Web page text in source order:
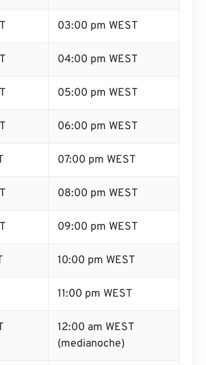
03:00 pm WEST
04:00 pm WEST
05:00 pm WEST
06:00 pm WEST
07:00 pm WEST
08:00 pm WEST
09:00 pm WEST
10:00 pm WEST
11:00 pm WEST
12:00 am WEST
(medianoche)